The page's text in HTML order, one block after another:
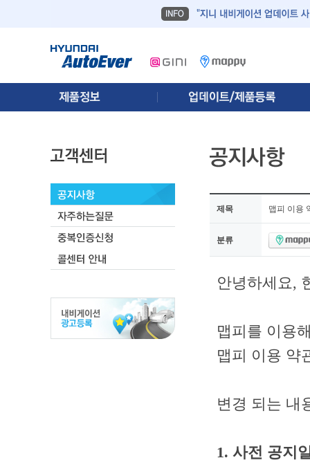
제목 맵피 이용
분류
안녕하세요,
맵피를 이용
맵피 이용 약
변경 되는 내
1. 사전 공지